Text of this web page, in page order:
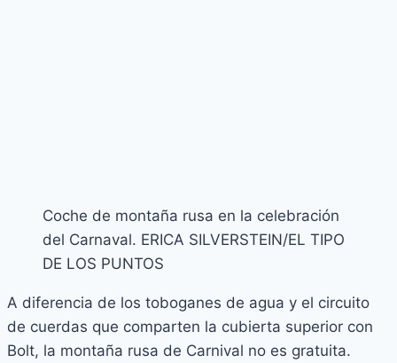
Coche de montaña rusa en la celebración
del Carnaval. ERICA SILVERSTEIN/EL TIPO
DE LOS PUNTOS
A diferencia de los toboganes de agua y el circuito
de cuerdas que comparten la cubierta superior con
Bolt, la montaña rusa de Carnival no es gratuita.